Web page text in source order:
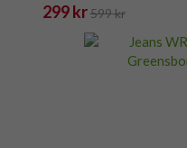
299 kr 599 kr